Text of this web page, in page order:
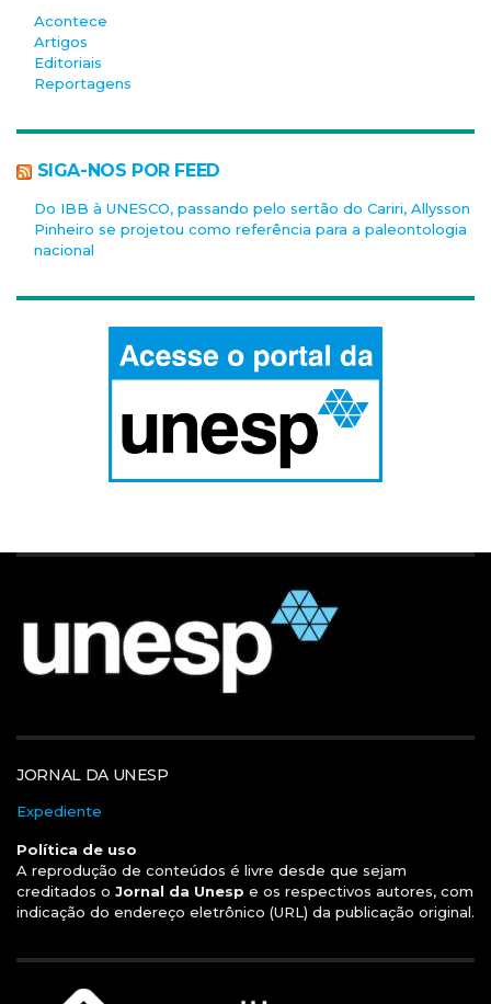
Acontece
Artigos
Editoriais
Reportagens
SIGA-NOS POR FEED
Do IBB à UNESCO, passando pelo sertão do Cariri, Allysson
Pinheiro se projetou como referência para a paleontologia
nacional
JORNAL DA UNESP
Expediente
Política de uso
A reprodução de conteúdos é livre desde que sejam
creditados o Jornal da Unesp e os respectivos autores, com
indicação do endereço eletrônico (URL) da publicação original.